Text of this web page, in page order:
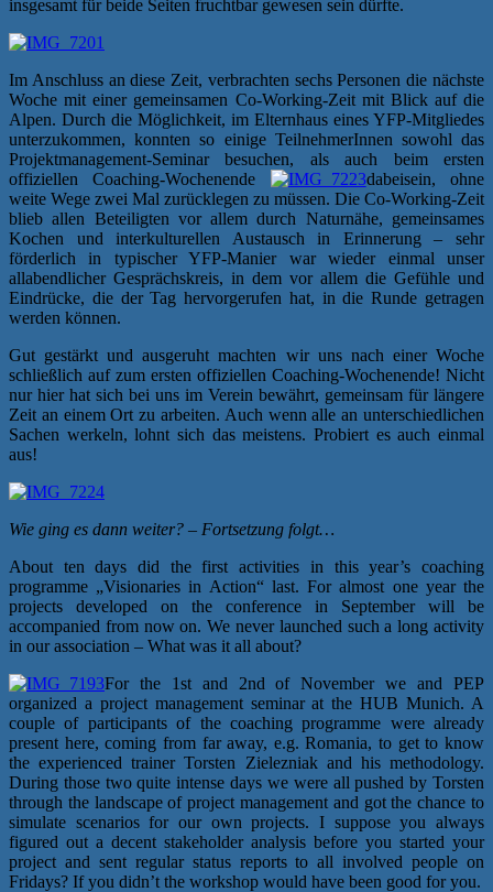
insgesamt für beide Seiten fruchtbar gewesen sein dürfte.
Im Anschluss an diese Zeit, verbrachten sechs Personen die nächste
Woche mit einer gemeinsamen Co-Working-Zeit mit Blick auf die
Alpen. Durch die Möglichkeit, im Elternhaus eines YFP-Mitgliedes
unterzukommen, konnten so einige TeilnehmerInnen sowohl das
Projektmanagement-Seminar besuchen, als auch beim ersten
offiziellen Coaching-Wochenende
dabeisein, ohne
weite Wege zwei Mal zurücklegen zu müssen. Die Co-Working-Zeit
blieb allen Beteiligten vor allem durch Naturnähe, gemeinsames
Kochen und interkulturellen Austausch in Erinnerung – sehr
förderlich in typischer YFP-Manier war wieder einmal unser
allabendlicher Gesprächskreis, in dem vor allem die Gefühle und
Eindrücke, die der Tag hervorgerufen hat, in die Runde getragen
werden können.
Gut gestärkt und ausgeruht machten wir uns nach einer Woche
schließlich auf zum ersten offiziellen Coaching-Wochenende! Nicht
nur hier hat sich bei uns im Verein bewährt, gemeinsam für längere
Zeit an einem Ort zu arbeiten. Auch wenn alle an unterschiedlichen
Sachen werkeln, lohnt sich das meistens. Probiert es auch einmal
aus!
Wie ging es dann weiter? – Fortsetzung folgt…
About ten days did the first activities in this year’s coaching
programme „Visionaries in Action“ last. For almost one year the
projects developed on the conference in September will be
accompanied from now on. We never launched such a long activity
in our association – What was it all about?
For the 1st and 2nd of November we and PEP
organized a project management seminar at the HUB Munich. A
couple of participants of the coaching programme were already
present here, coming from far away, e.g. Romania, to get to know
the experienced trainer Torsten Zielezniak and his methodology.
During those two quite intense days we were all pushed by Torsten
through the landscape of project management and got the chance to
simulate scenarios for our own projects. I suppose you always
figured out a decent stakeholder analysis before you started your
project and sent regular status reports to all involved people on
Fridays? If you didn’t the workshop would have been good for you.